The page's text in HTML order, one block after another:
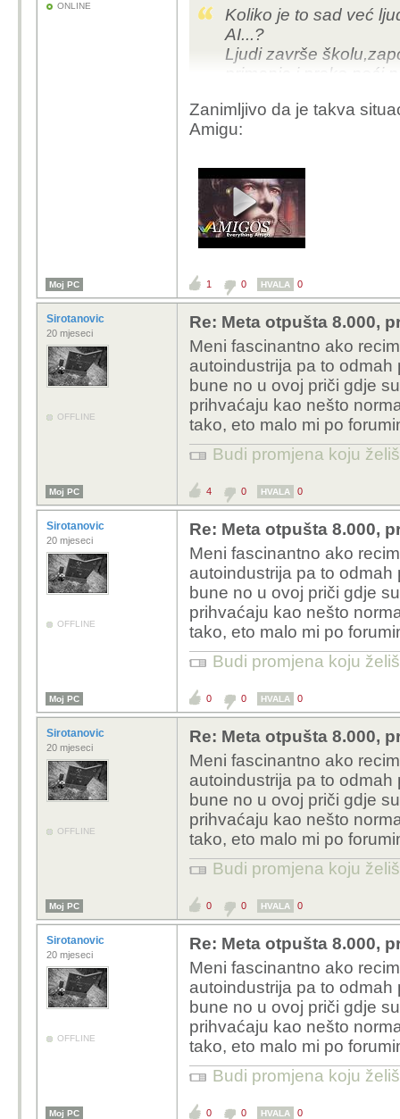
ONLINE
Koliko je to sad već
AI...?
Ljudi završe
primanja i preko noći
Zanimljivo da je takva
Amigu:
Moj PC 1 0 HVALA 0
Sirotanovic
20 mjeseci
OFFLINE
Re: Meta otpušta 8.000,
Meni fascinantno ako
autoindustrija pa to
bune no u ovoj priči gdje
prihvaćaju kao nešto
tako, eto malo mi po
Budi promjena koju
Moj PC 4 0 HVALA 0
Sirotanovic
20 mjeseci
OFFLINE
Re: Meta otpušta 8.000,
Meni fascinantno ako
autoindustrija pa to
bune no u ovoj priči gdje
prihvaćaju kao nešto
tako, eto malo mi po
Budi promjena koju
Moj PC 0 0 HVALA 0
Sirotanovic
20 mjeseci
OFFLINE
Re: Meta otpušta 8.000,
Meni fascinantno ako
autoindustrija pa to
bune no u ovoj priči gdje
prihvaćaju kao nešto
tako, eto malo mi po
Budi promjena koju
Moj PC 0 0 HVALA 0
Sirotanovic
20 mjeseci
OFFLINE
Re: Meta otpušta 8.000,
Meni fascinantno ako
autoindustrija pa to
bune no u ovoj priči gdje
prihvaćaju kao nešto
tako, eto malo mi po
Budi promjena koju
Moj PC 0 0 HVALA 0